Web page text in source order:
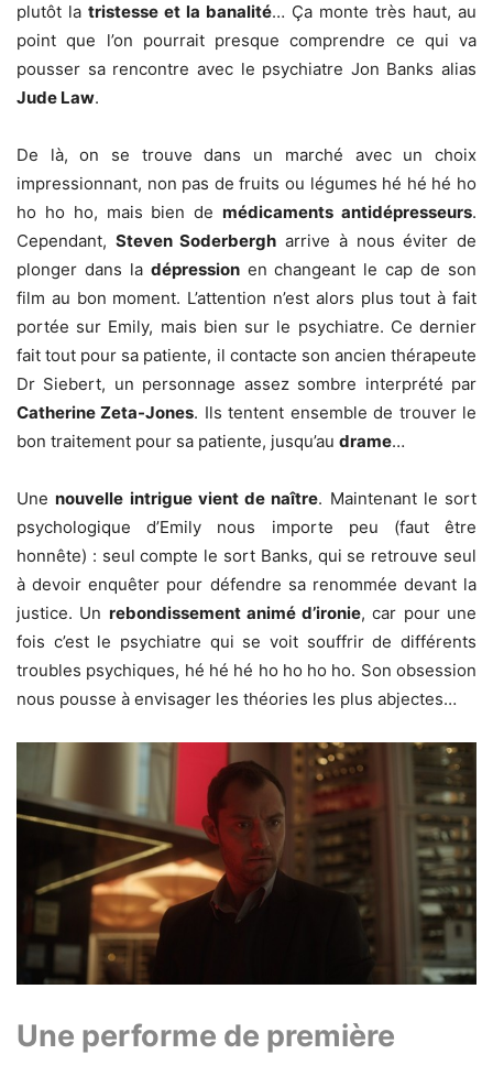
plutôt la tristesse et la banalité… Ça monte très haut, au
point que l’on pourrait presque comprendre ce qui va
pousser sa rencontre avec le psychiatre Jon Banks alias
Jude Law.
De là, on se trouve dans un marché avec un choix
impressionnant, non pas de fruits ou légumes hé hé hé ho
ho ho ho, mais bien demédicaments antidépresseurs.
Cependant, Steven Soderbergh arrive à nous éviter de
plonger dans la dépressionen changeant le cap de son
film au bon moment. L’attention n’est alors plus tout à fait
portée sur Emily, mais bien sur le psychiatre. Ce dernier
fait tout pour sa patiente, il contacte son ancien thérapeute
Dr Siebert, un personnage assez sombre interprété par
Catherine Zeta-Jones. Ils tentent ensemble de trouver le
bon traitement pour sa patiente, jusqu’au drame…
Unenouvelle intrigue vient de naître. Maintenant le sort
psychologique d’Emily nous importe peu (faut être
honnête) : seul compte le sort Banks, qui se retrouve seul
à devoir enquêter pour défendre sa renommée devant la
justice. Un rebondissement animé d’ironie, car pour une
fois c’est le psychiatre qui se voit souffrir de différents
troubles psychiques, hé hé hé ho ho ho ho. Son obsession
nous pousse à envisager les théories les plus abjectes…
Une performe de première